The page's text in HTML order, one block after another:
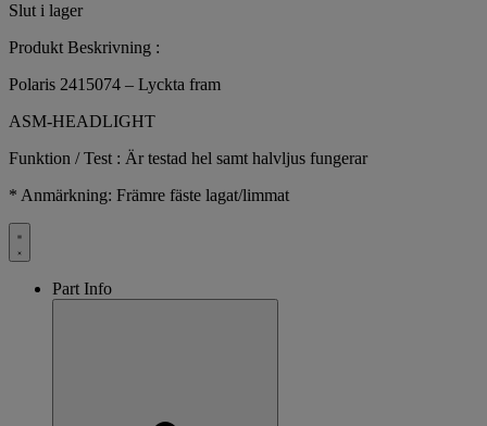
Slut i lager
Produkt Beskrivning :
Polaris 2415074 – Lyckta fram
ASM-HEADLIGHT
Funktion / Test : Är testad hel samt halvljus fungerar
* Anmärkning: Främre fäste lagat/limmat
Part Info